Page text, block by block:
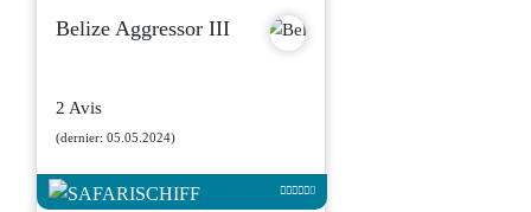
Belize Aggressor III
2 Avis
(dernier: 05.05.2024)